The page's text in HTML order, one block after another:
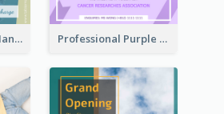
Colourful Table Manner Course Flyer With Details Professional Purple Ribbon And Globe Flyer Design Idea